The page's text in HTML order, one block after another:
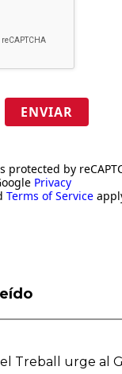
ENVIAR
protected by
Privacy
Terms of Service
Treball urge al